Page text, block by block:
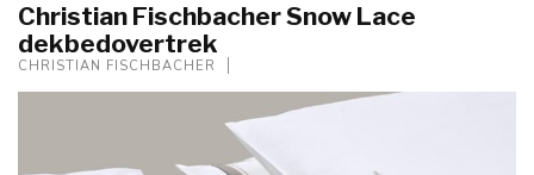
Christian Fischbacher Snow Lace
dekbedovertrek
CHRISTIAN FISCHBACHER